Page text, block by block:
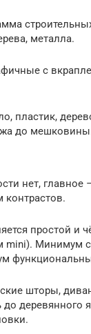
металла.
с
пластик,
до
нет, главное
простой и
mini). Минимум
шторы,
до деревянного